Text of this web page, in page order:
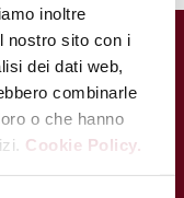
inoltre
nostro sito con i
dei dati web,
combinarle
o che hanno
Cookie Policy.